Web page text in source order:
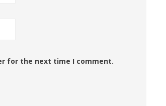
for the next time I comment.